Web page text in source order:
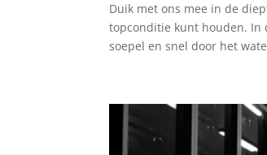
Duik met ⁤ons mee in de
topconditie kunt houden. In
soepel en snel door het